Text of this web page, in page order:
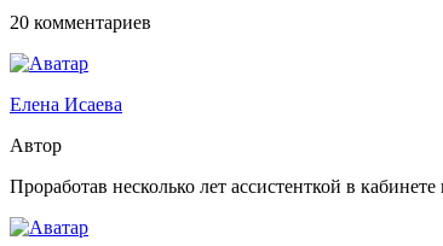
20 комментариев
Елена Исаева
Автор
Проработав несколько лет ассистенткой в кабинете